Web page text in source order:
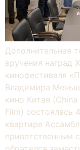
Дополнительная
вручения наград
кинофестиваля
Владимира
кино Китая
Film) состоялась
квартире
приветственным